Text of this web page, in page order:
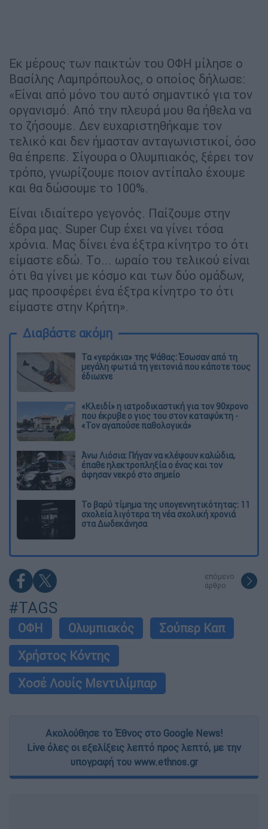
Εκ μέρους των παικτών του ΟΦΗ μίλησε ο
Βασίλης Λαμπρόπουλος, ο οποίος δήλωσε:
«Είναι από μόνο του αυτό σημαντικό για τον
οργανισμό. Από την πλευρά μου θα ήθελα να
το ζήσουμε. Δεν ευχαριστηθήκαμε τον
τελικό και δεν ήμασταν ανταγωνιστικοί, όσο
θα έπρεπε. Σίγουρα ο Ολυμπιακός, ξέρει τον
τρόπο, γνωρίζουμε ποιον αντίπαλο έχουμε
και θα δώσουμε το 100%.
Είναι ιδιαίτερο γεγονός. Παίζουμε στην
έδρα μας. Super Cup έχει να γίνει τόσα
χρόνια. Μας δίνει ένα έξτρα κίνητρο το ότι
είμαστε εδώ. Tο... ωραίο του τελικού είναι
ότι θα γίνει με κόσμο και των δύο ομάδων,
μας προσφέρει ένα έξτρα κίνητρο το ότι
είμαστε στην Κρήτη».
Διαβάστε ακόμη
Τα «γεράκια» της Ψάθας: Έσωσαν από τη
μεγάλη φωτιά τη γειτονιά που κάποτε τους
έδιωχνε
«Κλειδί» η ιατροδικαστική για τον 90χρονο
που έκρυβε ο γιος του στον καταψύκτη -
«Τον αγαπούσε παθολογικά»
Άνω Λιόσια: Πήγαν να κλέψουν καλώδια,
έπαθε ηλεκτροπληξία ο ένας και τον
άφησαν νεκρό στο σημείο
Το βαρύ τίμημα της υπογεννητικότητας: 11
σχολεία λιγότερα τη νέα σχολική χρονιά
στα Δωδεκάνησα
επόμενο
άρθρο
#TAGS
ΟΦΗ Ολυμπιακός
Σούπερ Καπ
Χρήστος Κόντης
Χοσέ Λουίς Μεντιλίμπαρ
Ακολούθησε το Έθνος στο Google News!
Live όλες οι εξελίξεις λεπτό προς λεπτό, με την
υπογραφή του www.ethnos.gr